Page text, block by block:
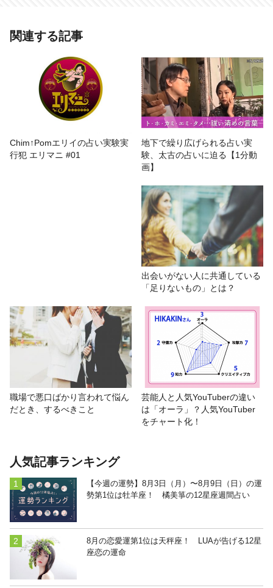
あわせて読みたい記事
軽快なトークをお届け！ ランチタ
イムに耳で楽しむ占い番組『ライブ
de フォーチュン』
# エンタメ # ライブdeフォーチュン # AGARUTV
関連する記事
Chim↑Pomエリイの占い実験実
行犯 エリマニ #01
地下で繰り広げられる占い実
験、太古の占いに迫る【1分動
画】
出会いがない人に共通している
「足りないもの」とは？
職場で悪口ばかり言われて悩ん
だとき、するべきこと
芸能人と人気YouTuberの違い
は「オーラ」？人気YouTuber
をチャート化！
人気記事ランキング
【今週の運勢】8月3日（月）〜8月9日（日）の運
勢第1位は牡羊座！ 橘美箏の12星座週間占い
8月の恋愛運第1位は天秤座！ LUAが告げる12星
座恋の運命